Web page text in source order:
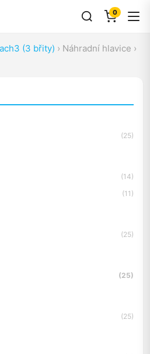
0
(3 břity) › Náhradní hlavice ›
(25)
(14)
(11)
(25)
(25)
(25)